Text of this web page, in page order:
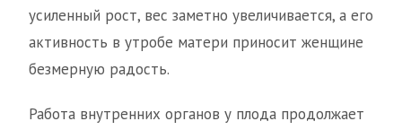
усиленный рост, вес заметно увеличивается, а его
активность в утробе матери приносит женщине
безмерную радость.
Работа внутренних органов у плода продолжает